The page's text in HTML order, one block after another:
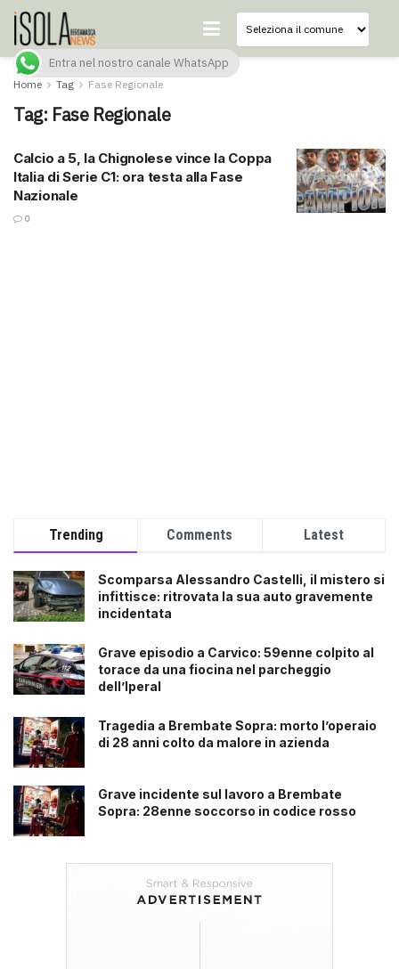
Home Tag Fase Regionale
Tag: Fase Regionale
Calcio a 5, la Chignolese vince la Coppa
Italia di Serie C1: ora testa alla Fase
Nazionale
0
Trending Comments Latest
Scomparsa Alessandro Castelli, il mistero si
infittisce: ritrovata la sua auto gravemente
incidentata
Grave episodio a Carvico: 59enne colpito al
torace da una fiocina nel parcheggio
dell’Iperal
Tragedia a Brembate Sopra: morto l’operaio
di 28 anni colto da malore in azienda
Grave incidente sul lavoro a Brembate
Sopra: 28enne soccorso in codice rosso
Entra nel nostro canale WhatsApp